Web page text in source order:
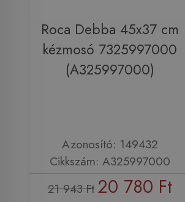
Roca Debba 45x37 cm
kézmosó 7325997000
(A325997000)
Azonosító: 149432
Cikkszám: A325997000
21 943 Ft 20 780 Ft